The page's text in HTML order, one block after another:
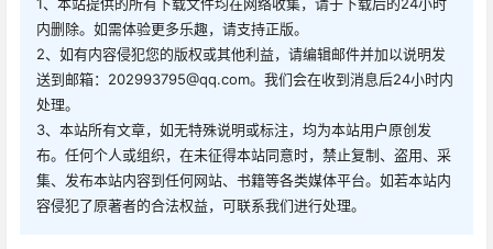
内删除。如需体验更多乐趣，请支持正版。
2、如有内容侵犯您的版权或其他利益，请编辑邮件并加以说明发
送到邮箱：202993795@qq.com。我们会在收到消息后24小时内
处理。
3、本站所有文章，如无特殊说明或标注，均为本站用户原创发
布。任何个人或组织，在未征得本站同意时，禁止复制、盗用、采
集、发布本站内容到任何网站、书籍等各类媒体平台。如若本站内
容侵犯了原著者的合法权益，可联系我们进行处理。